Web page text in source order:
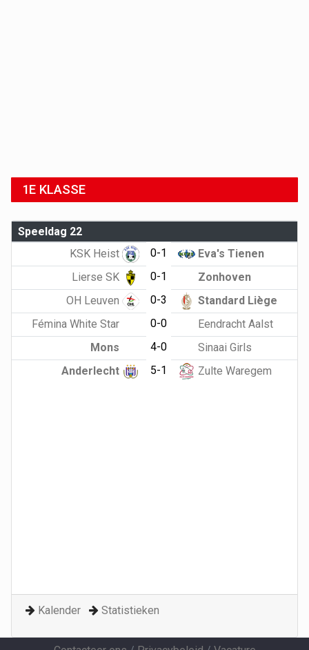
1E KLASSE
Speeldag 22
KSK Heist
0-1
Eva's Tienen
Lierse SK
0-1
Zonhoven
OH Leuven
0-3
Standard Liège
Fémina White Star
0-0
Eendracht Aalst
Mons
4-0
Sinaai Girls
Anderlecht
5-1 Zulte Waregem
Kalender Statistieken